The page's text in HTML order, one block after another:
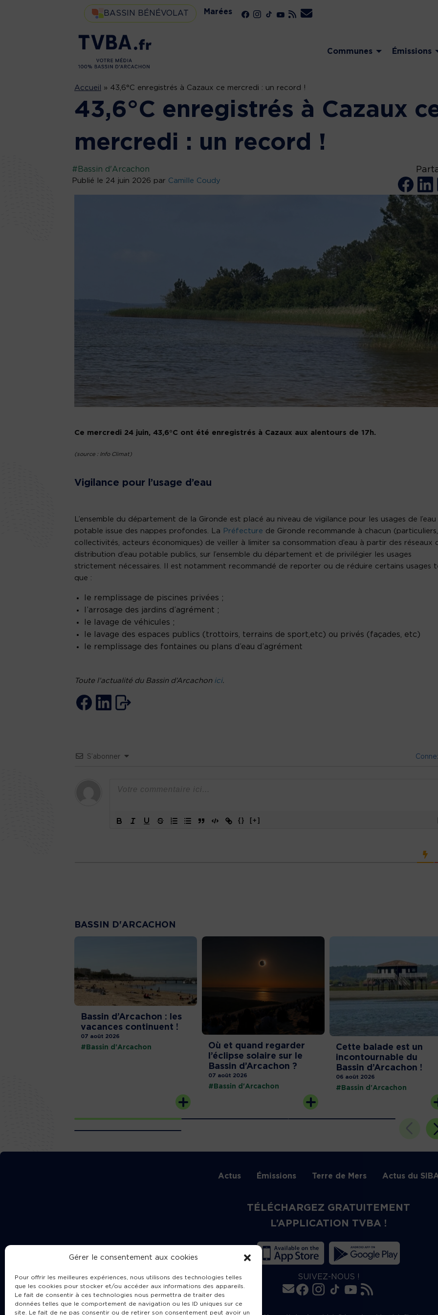
Gérer le consentement aux cookies
Pour offrir les meilleures expériences, nous utilisons des technologies telles
que les cookies pour stocker et/ou accéder aux informations des appareils.
Le fait de consentir à ces technologies nous permettra de traiter des
données telles que le comportement de navigation ou les ID uniques sur ce
site. Le fait de ne pas consentir ou de retirer son consentement peut avoir un
BASSIN BÉNÉVOLAT Marées
Communes Émissions
Accueil » 43,6°C enregistrés à Cazaux ce mercredi : un record !
43,6°C enregistrés à Cazaux
mercredi : un record !
#Bassin d'Arcachon
Publié le 24 juin 2026 par Camille Coudy
Ce mercredi 24 juin, 43,6°C ont été enregistrés à Cazaux aux alentours de 17h.
(source : Info Climat)
Vigilance pour l’usage d’eau
L’ensemble du département de la Gironde est placé au niveau de vigilance pour les usages de l’eau
potable issue des nappes profondes. La Préfecture de Gironde recommande à chacun (particuliers,
collectivités, acteurs économiques) de veiller à limiter sa consommation d’eau à partir des réseaux
distribution d’eau potable publics, sur l’ensemble du département et de privilégier les usages
strictement nécessaires. Il est notamment recommandé de reporter ou de réduire certains usages
que :
le remplissage de piscines privées ;
l’arrosage des jardins d’agrément ;
le lavage de véhicules ;
le lavage des espaces publics (trottoirs, terrains de sport,etc) ou privés (façades, etc)
le remplissage des fontaines ou plans d’eau d’agrément
Toute l’actualité du Bassin d’Arcachon ici.
S’abonner
{} [+]
BASSIN D'ARCACHON
Bassin d’Arcachon : les
vacances continuent !
07 août 2026
#Bassin d'Arcachon
Où et quand regarder
l’éclipse solaire sur le
Bassin d’Arcachon ?
07 août 2026
#Bassin d'Arcachon
Cette balade est un
incontournable du
Bassin d’Arcachon !
06 août 2026
#Bassin d'Arcachon
Actus Émissions Terre de Mers Actus du
TÉLÉCHARGEZ GRATUITEMENT
L’APPLICATION TVBA !
SUIVEZ-NOUS !